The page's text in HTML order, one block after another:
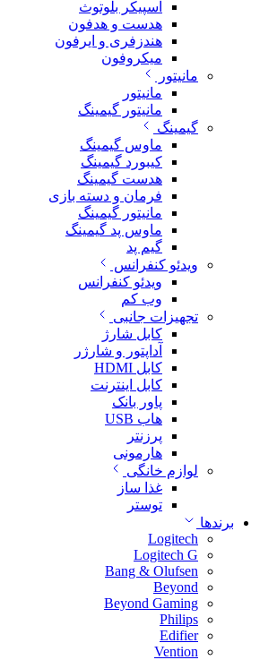
اسپیکر بلوتوث
هدست و هدفون
هندزفری و ایرفون
میکروفون
مانیتور
مانیتور
مانیتور گیمینگ
گیمینگ
ماوس گیمینگ
کیبورد گیمینگ
هدست گیمینگ
فرمان و دسته بازی
مانیتور گیمینگ
ماوس پد گیمینگ
گیم پد
ویدئو کنفرانس
ویدئو کنفرانس
وب کم
تجهیزات جانبی
کابل شارژ
آداپتور و شارژر
کابل HDMI
کابل اینترنت
پاور بانک
هاب USB
پرزنتر
هارمونی
لوازم خانگی
غذا ساز
توستر
برندها
Logitech
Logitech G
Bang & Olufsen
Beyond
Beyond Gaming
Philips
Edifier
Vention